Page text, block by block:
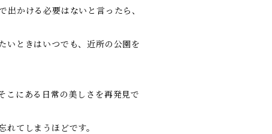
かける必要はないと言ったら、
いときはいつでも、近所の公園を
こにある日常の美しさを再発見で
てしまうほどです。